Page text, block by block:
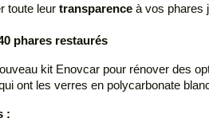
toute leur transparence à vos phares
phares restaurés
kit Enovcar pour rénover des
ont les verres en polycarbonate
: